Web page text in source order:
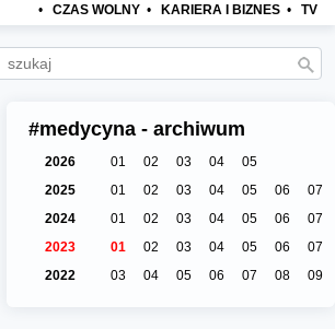
• CZAS WOLNY • KARIERA I BIZNES • TV
#medycyna - archiwum
2026 01 02 03 04
05
2025
01 02 03 04 05 06
07
2024
01 02 03 04 05 06
07
2023
01 02 03 04 05 06
07
2022
03 04 05 06 07 08 09